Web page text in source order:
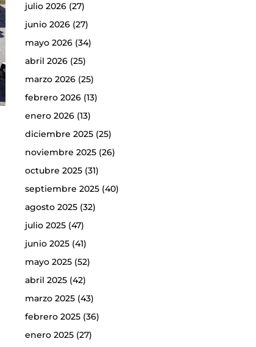
julio 2026(27)
junio 2026(27)
mayo 2026(34)
abril 2026(25)
marzo 2026(25)
febrero 2026(13)
enero 2026(13)
diciembre 2025(25)
noviembre 2025(26)
octubre 2025(31)
septiembre 2025(40)
agosto 2025(32)
julio 2025(47)
junio 2025(41)
mayo 2025(52)
abril 2025(42)
marzo 2025(43)
febrero 2025(36)
enero 2025(27)